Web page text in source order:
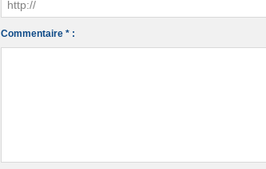
Commentaire * :